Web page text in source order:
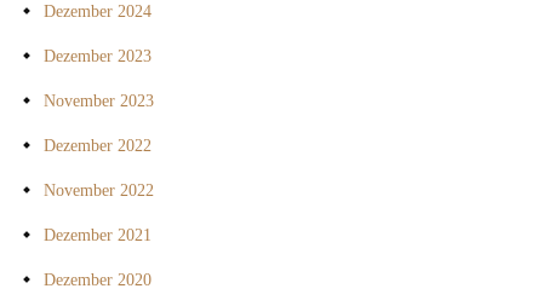
Dezember 2024
Dezember 2023
November 2023
Dezember 2022
November 2022
Dezember 2021
Dezember 2020